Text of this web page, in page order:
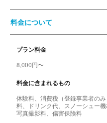
料金について
プラン料金
8,000円〜
料金に含まれるもの
体験料、消費税（登録事業者の
料、ドリンク代、スノーシュー
写真撮影料、傷害保険料